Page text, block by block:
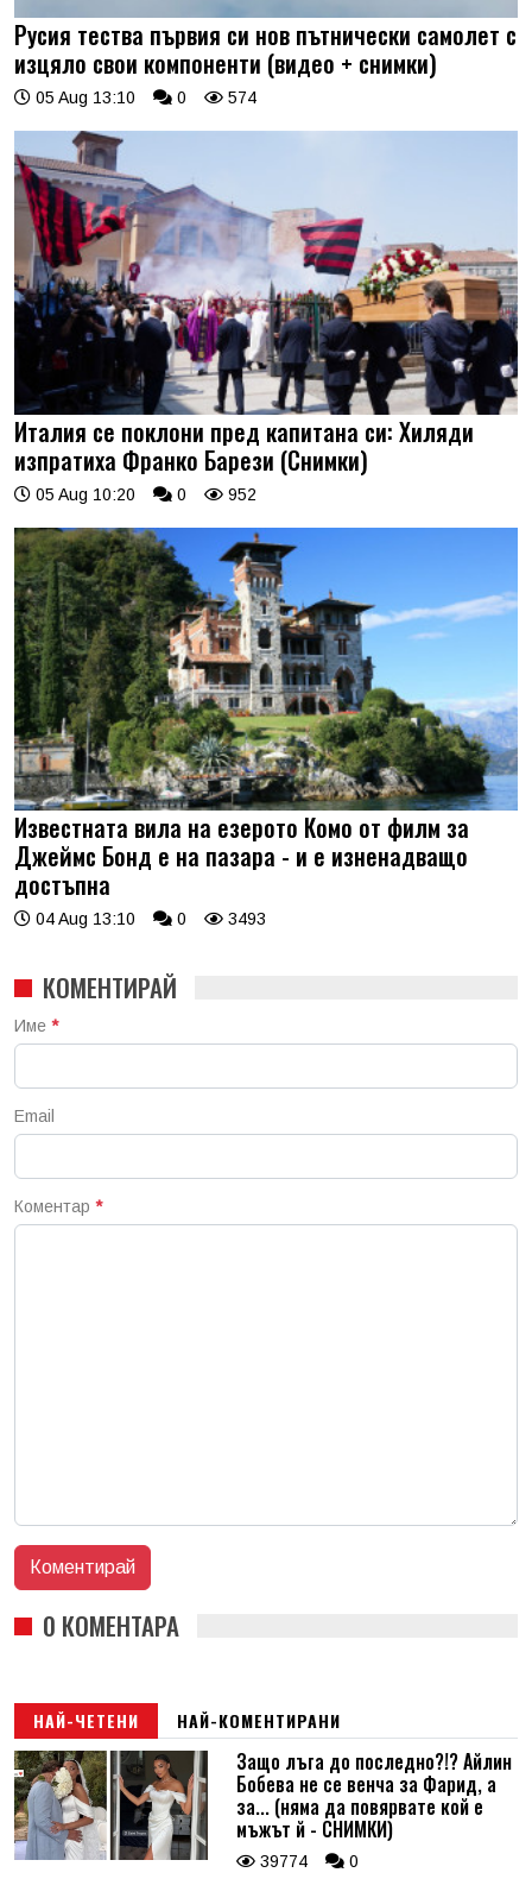
Русия тества първия си нов пътнически самолет с
изцяло свои компоненти (видео + снимки)
05 Aug 13:10 0 574
Италия се поклони пред капитана си: Хиляди
изпратиха Франко Барези (Снимки)
05 Aug 10:20 0 952
Известната вила на езерото Комо от филм за
Джеймс Бонд е на пазара - и е изненадващо
достъпна
04 Aug 13:10 0 3493
КОМЕНТИРАЙ
Име *
Email
Коментар *
0 КОМЕНТАРА
НАЙ-ЧЕТЕНИ НАЙ-КОМЕНТИРАНИ
Защо лъга до последно?!? Айлин
Бобева не се венча за Фарид, а
за... (няма да повярвате кой е
мъжът й - СНИМКИ)
39774 0